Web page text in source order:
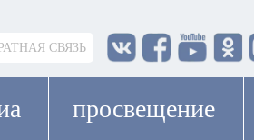
СВЯЗЬ
просвещение